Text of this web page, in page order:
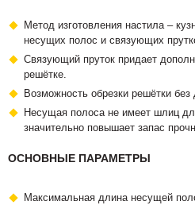
Метод изготовления настила –
несущих полос и связующих
Связующий пруток придает
решётке.
Возможность обрезки решётки
Несущая полоса не имеет шлиц
значительно повышает запас
ОСНОВНЫЕ ПАРАМЕТРЫ
Максимальная длина несущей